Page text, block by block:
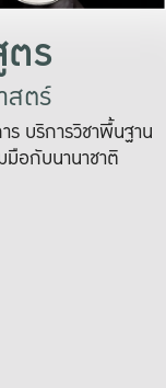
ร
สตร์
บริการวิชาพื้นฐาน
มือกับนานาชาติ